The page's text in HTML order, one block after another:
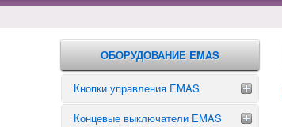
ОБОРУДОВАНИЕ EMAS
Кнопки управления EMAS
Аварийные кнопки
Концевые выключатели EMAS